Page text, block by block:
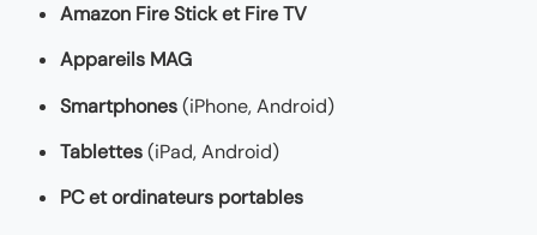
Amazon Fire Stick et Fire TV
Appareils MAG
Smartphones(iPhone, Android)
Tablettes(iPad, Android)
PC et ordinateurs portables